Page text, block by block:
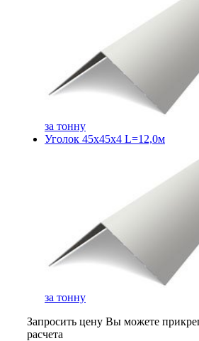
за тонну
Уголок 45х45х4 L=12,0м
за тонну
Запросить цену Вы можете
расчета